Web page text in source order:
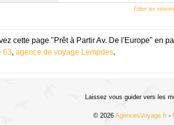
Éditer les
cette page "Prêt à Partir Av. De l'Europe" en
63, agence de voyage Lempdes.
Laissez vous guider vers les
© 2026 AgencesVoyage.fr -